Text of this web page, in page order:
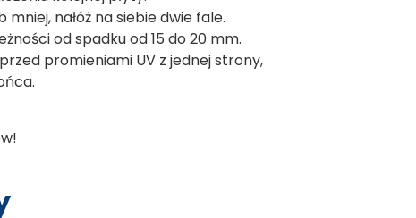
nałóż na siebie dwie fale.
od spadku od 15 do 20 mm.
promieniami UV z jednej strony,